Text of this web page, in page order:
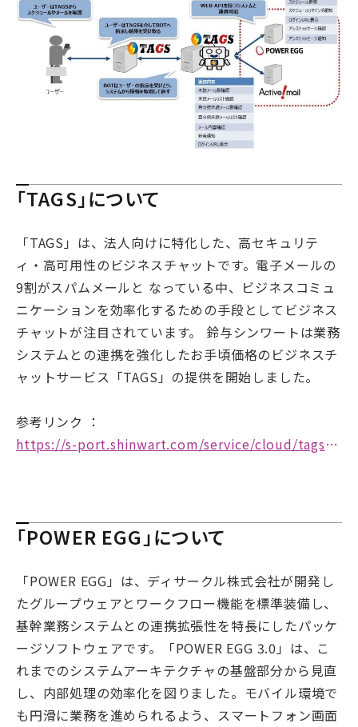
「TAGS」について
「TAGS」は、法人向けに特化した、高セキュリテ
ィ・高可用性のビジネスチャットです。電子メールの
9割がスパムメールと なっている中、ビジネスコミュ
ニケーションを効率化するための手段としてビジネス
チャットが注目されています。 鈴与シンワートは業務
システムとの連携を強化したお手頃価格のビジネスチ
ャットサービス「TAGS」の提供を開始しました。
参考リンク ：
https://s-port.shinwart.com/service/cloud/tags/
「POWER EGG」について
「POWER EGG」は、ディサークル株式会社が開発し
たグループウェアとワークフロー機能を標準装備し、
基幹業務システムとの連携拡張性を特長にしたパッケ
ージソフトウェアです。「POWER EGG 3.0」は、こ
れまでのシステムアーキテクチャの基盤部分から見直
し、内部処理の効率化を図りました。モバイル環境で
も円滑に業務を進められるよう、スマートフォン画面